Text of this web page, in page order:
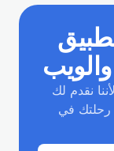
نقدم لك
رحلتك في